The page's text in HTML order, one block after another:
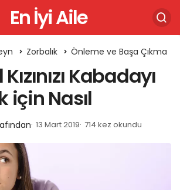
En İyi Aile
Zorbalık Önleme ve Başa Çıkma
Kabadayı
için Nasıl
13 Mart 2019 714 kez okundu